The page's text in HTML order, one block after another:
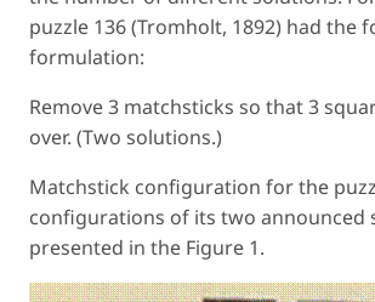
puzzle 136 (Tromholt, 1892) had the
formulation:
Remove 3 matchsticks so that 3
over. (Two solutions.)
Matchstick configuration for the
configurations of its two announced
presented in the Figure 1.